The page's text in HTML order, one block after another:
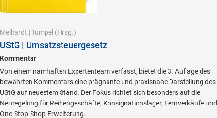
Melhardt | Tumpel (Hrsg.)
UStG | Umsatzsteuergesetz
Kommentar
Von einem namhaften Expertenteam verfasst, bietet die 3. Auflage des
bewährten Kommentars eine prägnante und praxisnahe Darstellung des
UStG auf neuestem Stand. Der Fokus richtet sich besonders auf die
Neuregelung für Reihengeschäfte, Konsignationslager, Fernverkäufe und
One-Stop-Shop-Erweiterung.